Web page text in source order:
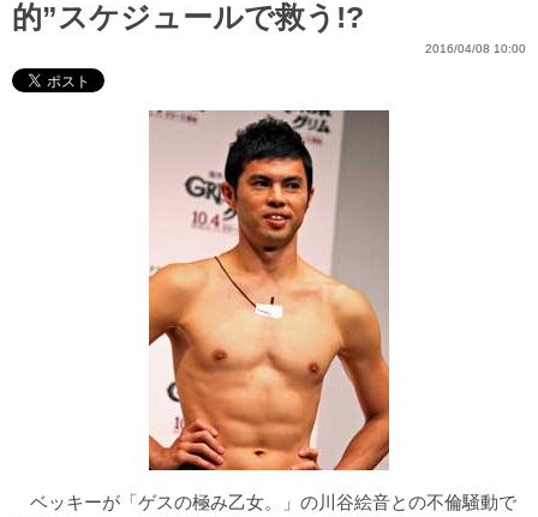
的”スケジュールで救う!?
2016/04/08 10:00
ベッキーが「ゲスの極み乙女。」の川谷絵音との不倫騒動で